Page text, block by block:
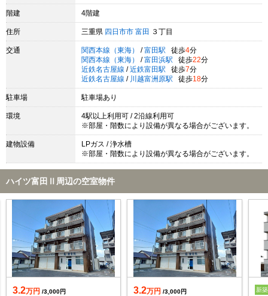
階建 4階建
住所 三重県 四日市市 富田 ３丁目
交通 関西本線（東海） / 富田駅 徒歩4分
関西本線（東海）
/ 富田浜駅 徒歩22分
近鉄名古屋線 / 近鉄富田駅 徒歩7分
近鉄名古屋線 / 川越富洲原駅 徒歩18分
駐車場 駐車場あり
環境
4駅以上利用可 / 2沿線利用可
※部屋・階数により設備が異なる場合がございます。
建物設備
LPガス / 浄水槽
※部屋・階数により設備が異なる場合がございます。
ハイツ富田Ⅱ周辺の空室物件
3.2万円 /3,000円
3.2万円 /3,000円
新築